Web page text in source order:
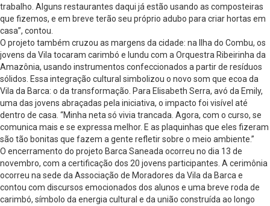
trabalho. Alguns restaurantes daqui já estão usando as composteiras
que fizemos, e em breve terão seu próprio adubo para criar hortas em
casa”, contou.
O projeto também cruzou as margens da cidade: na Ilha do Combu, os
jovens da Vila tocaram carimbó e lundu com a Orquestra Ribeirinha da
Amazônia, usando instrumentos confeccionados a partir de resíduos
sólidos. Essa integração cultural simbolizou o novo som que ecoa da
Vila da Barca: o da transformação. Para Elisabeth Serra, avó da Emily,
uma das jovens abraçadas pela iniciativa, o impacto foi visível até
dentro de casa. “Minha neta só vivia trancada. Agora, com o curso, se
comunica mais e se expressa melhor. E as plaquinhas que eles fizeram
são tão bonitas que fazem a gente refletir sobre o meio ambiente.”
O encerramento do projeto Barca Saneada ocorreu no dia 13 de
novembro, com a certificação dos 20 jovens participantes. A cerimônia
ocorreu na sede da Associação de Moradores da Vila da Barca e
contou com discursos emocionados dos alunos e uma breve roda de
carimbó, símbolo da energia cultural e da união construída ao longo